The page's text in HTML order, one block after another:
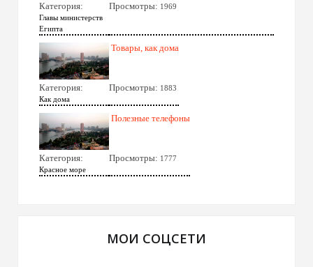
Категория:
Главы министерств
Египта
Просмотры: 1969
Товары, как дома
Категория:
Как дома
Просмотры: 1883
Полезные телефоны
Категория:
Красное море
Просмотры: 1777
МОИ СОЦСЕТИ